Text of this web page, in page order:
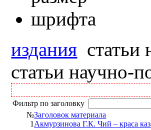
издания статьи
статьи научно-
Фильтр по заголовку
№Заголовок материала
1Акмурзинова Г.К. Чий – краса